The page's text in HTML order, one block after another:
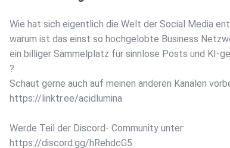
Wie hat sich eigentlich die Welt der Social Media
warum ist das einst so hochgelobte Business
ein billiger Sammelplatz für sinnlose Posts und KI-
?
Schaut gerne auch auf meinen anderen Kanälen
https://linktr.ee/acidlumina
Werde Teil der Discord- Community unter:
https://discord.gg/hRehdcG5